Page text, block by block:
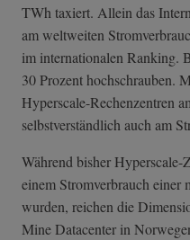
TWh taxiert. Allein das
am weltweiten
im internationalen Ranking.
30 Prozent hochschrauben.
Hyperscale-Rechenzentren
selbstverständlich auch am
Während bisher
einem Stromverbrauch einer
wurden, reichen die
Mine Datacenter in